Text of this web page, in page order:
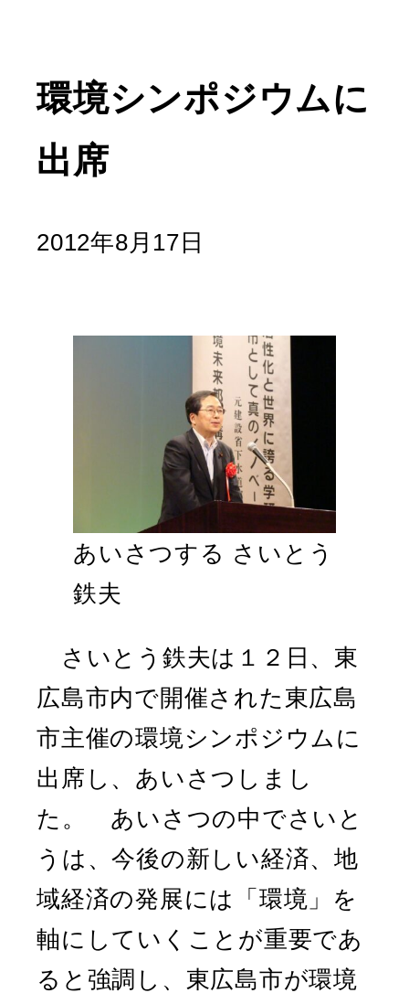
環境シンポジウムに
出席
2012年8月17日
あいさつする さいとう
鉄夫
さいとう鉄夫は１２日、東
広島市内で開催された東広島
市主催の環境シンポジウムに
出席し、あいさつしまし
た。 あいさつの中でさいと
うは、今後の新しい経済、地
域経済の発展には「環境」を
軸にしていくことが重要であ
ると強調し、東広島市が環境